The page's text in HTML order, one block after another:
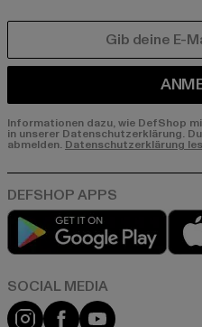
Informationen dazu, wie DefShop
in unserer Datenschutzerklärung.
abmelden. Datenschutzerklärung
Play
Instagram
FacebookYouTube